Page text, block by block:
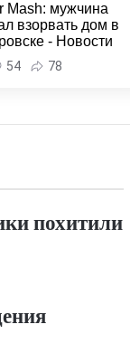
Mash: мужчина
взорвать дом в
- Новости
и Хабаровского
края
54 78
похитили